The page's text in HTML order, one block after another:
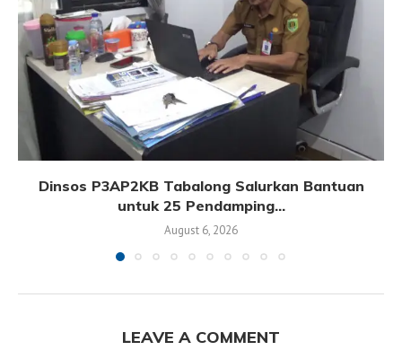
Dinsos P3AP2KB Tabalong Salurkan Bantuan
untuk 25 Pendamping...
August 6, 2026
LEAVE A COMMENT